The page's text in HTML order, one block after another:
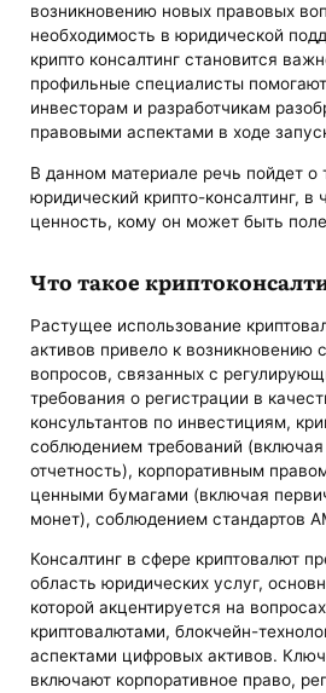
возникновению новых правовых
необходимость в юридической
крипто консалтинг становится
профильные специалисты
инвесторам и разработчикам
правовыми аспектами в ходе
В данном материале речь пойдет о
юридический крипто-консалтинг, в
ценность, кому он может быть
Что такое
Растущее использование
активов привело к возникновению
вопросов, связанных с
требования о регистрации в
консультантов по инвестициям,
соблюдением требований
отчетность), корпоративным
ценными бумагами (включая
монет), соблюдением стандартов
Консалтинг в сфере криптовалют
область юридических услуг,
которой акцентируется на
криптовалютами, блокчейн-
аспектами цифровых активов.
включают корпоративное право,